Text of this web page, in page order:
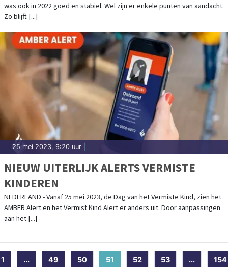
was ook in 2022 goed en stabiel. Wel zijn er enkele punten van aandacht.
Zo blijft [...]
25 mei 2023, 9:20 uur
NIEUW UITERLIJK ALERTS VERMISTE
KINDEREN
NEDERLAND - Vanaf 25 mei 2023, de Dag van het Vermiste Kind, zien het
AMBER Alert en het Vermist Kind Alert er anders uit. Door aanpassingen
aan het [...]
1 ... 49 50 51 (current)
52 53 ... 154